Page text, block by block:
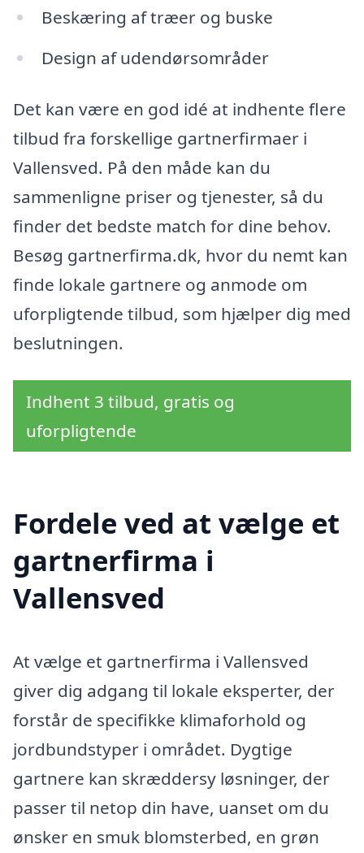
Beskæring af træer og buske
Design af udendørsområder
Det kan være en god idé at indhente flere
tilbud fra forskellige gartnerfirmaer i
Vallensved. På den måde kan du
sammenligne priser og tjenester, så du
finder det bedste match for dine behov.
Besøg gartnerfirma.dk, hvor du nemt kan
finde lokale gartnere og anmode om
uforpligtende tilbud, som hjælper dig med
beslutningen.
Indhent 3 tilbud, gratis og
uforpligtende
Fordele ved at vælge et
gartnerfirma i
Vallensved
At vælge et gartnerfirma i Vallensved
giver dig adgang til lokale eksperter, der
forstår de specifikke klimaforhold og
jordbundstyper i området. Dygtige
gartnere kan skræddersy løsninger, der
passer til netop din have, uanset om du
ønsker en smuk blomsterbed, en grøn